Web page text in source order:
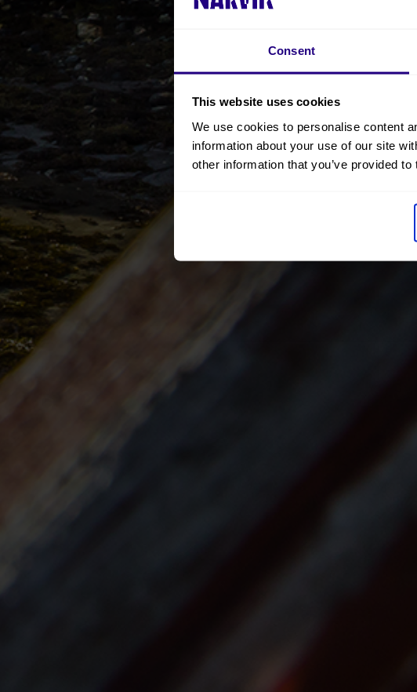
Consent
This website uses cookies
We use cookies to personalise content
information about your use of our site
other information that you’ve provided